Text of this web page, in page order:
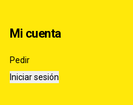
Mi cuenta
Pedir
Iniciar sesión